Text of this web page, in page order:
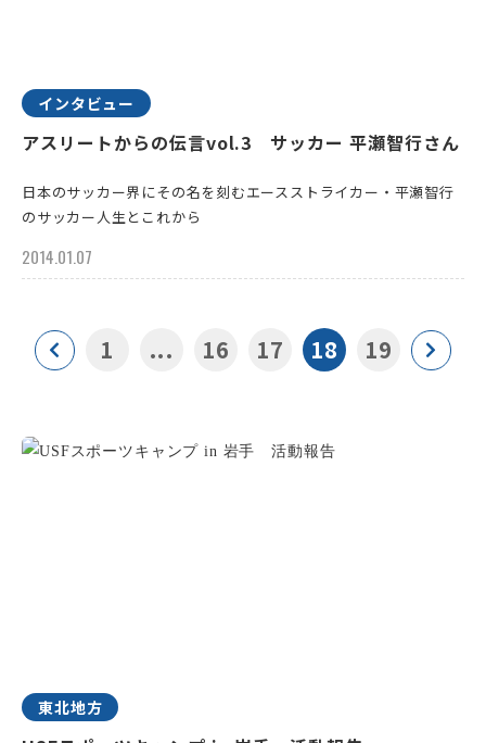
インタビュー
アスリートからの伝言vol.3 サッカー 平瀬智行さん
日本のサッカー界にその名を刻むエースストライカー・平瀬智行
のサッカー人生とこれから
2014.01.07
1 ... 16 17 18 19
東北地方